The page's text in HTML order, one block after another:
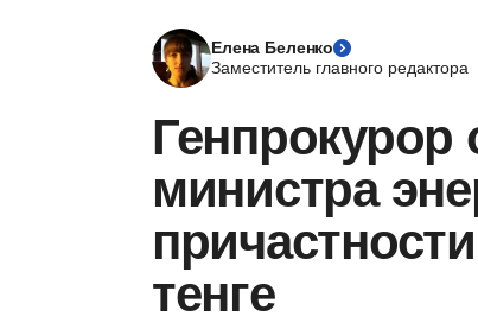
Елена Беленко
Заместитель главного редактора
министра
тенге